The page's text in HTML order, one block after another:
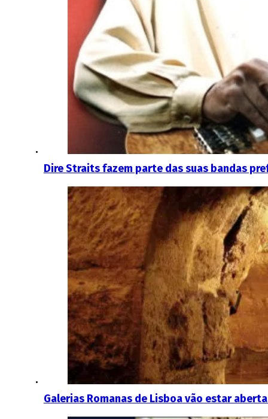
Dire Straits fazem parte das suas bandas
Galerias Romanas de Lisboa vão estar